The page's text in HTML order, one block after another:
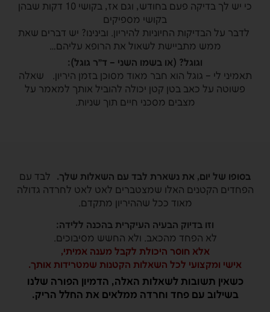
כי יש לך בדיקה פעם בחודש, וגם אז, בקושי 10 דקות שבהן
בקושי מספיקים
לדבר על הבדיקות החיוניות להיריון. ובינינו? יש דברים שאת
ממש מתביישת לשאול את הרופא עליהם…
וגוגל? (או בשמו השני – ד״ר גוגל):
תאמיני לי – גוגל הוא חבר מאוד מסוכן בזמן היריון. שאלה
פשוטה על כאב בטן קטן יכולה להוביל אותך למאמר על
מצבים מסכני חיים תוך שניות.
בסופו של יום, את נשארת לבד עם השאלות שלך.
לבד עם
הפחדים הקטנים האלו שמצטברים לאט לאט לחרדה גדולה
מאוד ככל שההיריון מתקדם.
וזו בדיוק הבעיה העיקרית בהכנה ללידה:
לא הפחד מהכאב. ולא החשש מסיבוכים.
אלא חוסר היכולת לקבל מענה אמיתי,
אישי ומקצועי לכל השאלות הקטנות שמטרידות אותך.
כשאין תשובות לשאלות האלה, הדמיון הפורה שלנו
בשילוב עם פחד וחרדה ממלאים את החלל הריק.